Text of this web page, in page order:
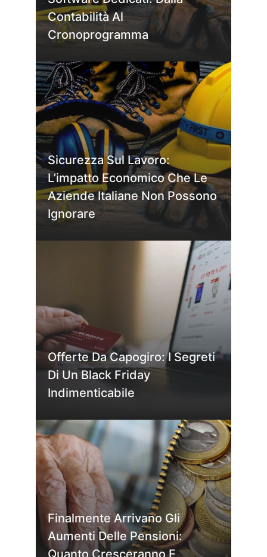
Contabilità Al
Cronoprogramma
Sicurezza Sul Lavoro:
L’impatto Economico Che Le
Aziende Italiane Non Possono
Ignorare
Offerte Da Capogiro: I Segreti
Di Un Black Friday
Indimenticabile
Finalmente Arrivano Gli
Aumenti Delle Pensioni: